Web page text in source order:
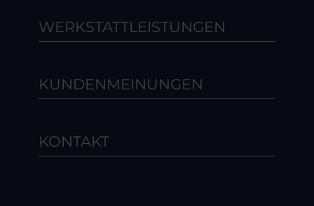
WERKSTATTLEISTUNGEN
KUNDENMEINUNGEN
KONTAKT